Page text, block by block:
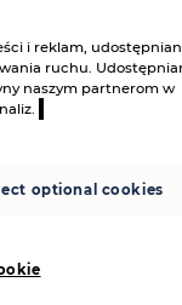
i reklam,
ruchu.
naszym partnerom w
optional cookies